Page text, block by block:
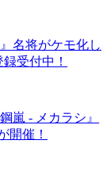
名将がケモ化し
受付中！
嵐 - メカラシ』
開催！